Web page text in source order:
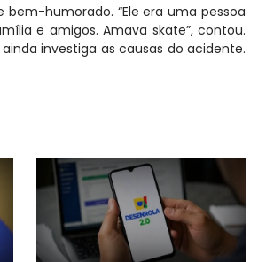
humorado. “Ele era uma pessoa
e amigos. Amava skate”, contou.
investiga as causas do acidente.